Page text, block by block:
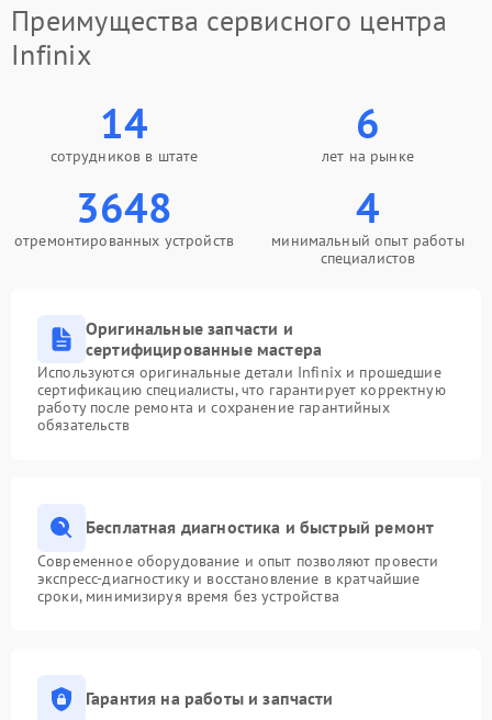
Преимущества сервисного центра
Infinix
14
сотрудников в штате
6
лет на рынке
3648
отремонтированных устройств
4
минимальный опыт работы
специалистов
Оригинальные запчасти и
сертифицированные мастера
Используются оригинальные детали Infinix и прошедшие
сертификацию специалисты, что гарантирует корректную
работу после ремонта и сохранение гарантийных
обязательств
Бесплатная диагностика и быстрый ремонт
Современное оборудование и опыт позволяют провести
экспресс-диагностику и восстановление в кратчайшие
сроки, минимизируя время без устройства
Гарантия на работы и запчасти